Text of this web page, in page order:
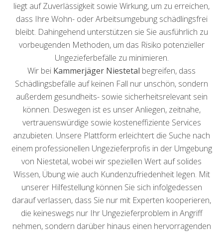
liegt auf Zuverlässigkeit sowie Wirkung, um zu erreichen,
dass Ihre Wohn- oder Arbeitsumgebung schädlingsfrei
bleibt. Dahingehend unterstützen sie Sie ausführlich zu
vorbeugenden Methoden, um das Risiko potenzieller
Ungezieferbefälle zu minimieren.
Wir bei Kammerjäger Niestetal begreifen, dass
Schädlingsbefälle auf keinen Fall nur unschön, sondern
außerdem gesundheits- sowie sicherheitsrelevant sein
können. Deswegen ist es unser Anliegen, zeitnahe,
vertrauenswürdige sowie kosteneffiziente Services
anzubieten. Unsere Plattform erleichtert die Suche nach
einem professionellen Ungezieferprofis in der Umgebung
von Niestetal, wobei wir speziellen Wert auf solides
Wissen, Übung wie auch Kundenzufriedenheit legen. Mit
unserer Hilfestellung können Sie sich infolgedessen
darauf verlassen, dass Sie nur mit Experten kooperieren,
die keineswegs nur Ihr Ungezieferproblem in Angriff
nehmen, sondern darüber hinaus einen hervorragenden